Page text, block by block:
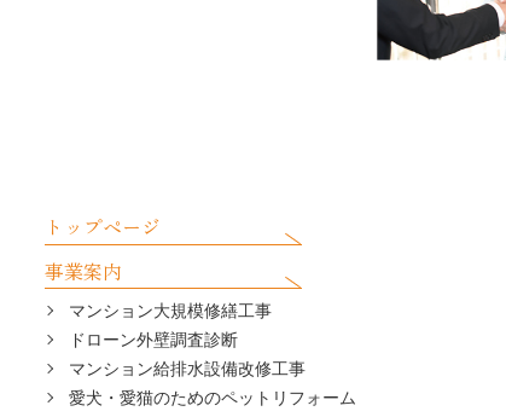
トップページ
事業案内
マンション大規模修繕工事
ドローン外壁調査診断
マンション給排水設備改修工事
愛犬・愛猫のためのペットリフォーム